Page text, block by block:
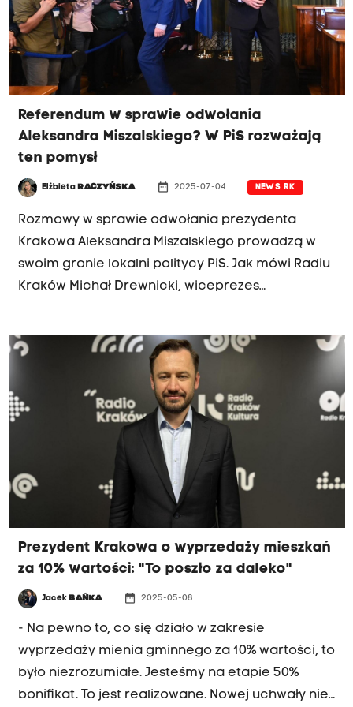
może być nieunikniona w przyszłym roku.
Referendum w sprawie odwołania
Aleksandra Miszalskiego? W PiS rozważają
ten pomysł
Elżbieta RACZYŃSKA date_range 2025-07-04 NEWS RK
Rozmowy w sprawie odwołania prezydenta
Krakowa Aleksandra Miszalskiego prowadzą w
swoim gronie lokalni politycy PiS. Jak mówi Radiu
Kraków Michał Drewnicki, wiceprezes
podpisów i zorganizować kampanię
referendalną. Drewnicki przekonuje, że
mieszkańcy miasta są niezadowoleni z tej
prezydentury.
Prezydent Krakowa o wyprzedaży mieszkań
za 10% wartości: "To poszło za daleko"
Jacek BAŃKA date_range 2025-05-08
- Na pewno to, co się działo w zakresie
wyprzedaży mienia gminnego za 10% wartości, to
było niezrozumiałe. Jesteśmy na etapie 50%
bonifikat. To jest realizowane. Nowej uchwały nie